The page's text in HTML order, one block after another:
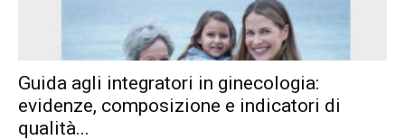
Guida agli integratori in ginecologia:
evidenze, composizione e indicatori di
qualità...